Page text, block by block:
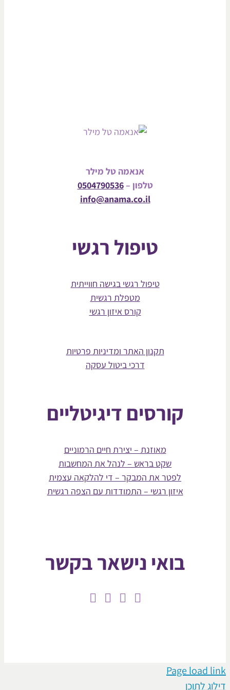
אנאמה טל מילר
טלפון –0504790536
info@anama.co.il
טיפול רגשי
טיפול רגשי בגישה חווייתית
מטפלת רגשית
קורס איזון רגשי
תקנון האתר ומדיניות פרטיות
דרכי ביטול עסקה
קורסים דיגיטליים
מאוזנת – יצירת חיים הרמוניים
שקט בראש – לנהל את המחשבות
לפטר את המבקר – די להלקאה עצמית
איזון רגשי – התמודדות עם הצפה רגשית
בואי נישאר בקשר
Page